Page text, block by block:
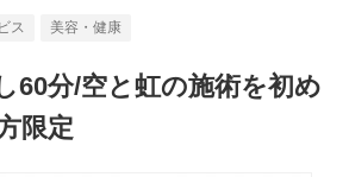
ス 美容・健康
60分/空と虹の施術を初め
限定